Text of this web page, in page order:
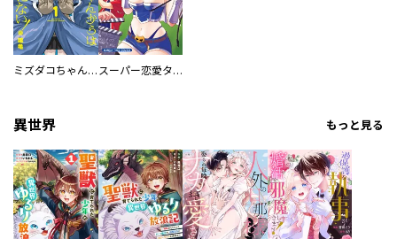
ミズダコちゃんからは逃げられない！ スーパー恋愛タイム！～現場でドＳな彼女は自宅でデレる～
異世界 もっと見る